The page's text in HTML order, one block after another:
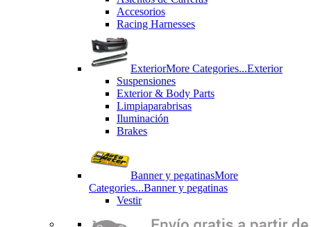
Accesorios
Racing Harnesses
ExteriorMore Categories...Exterior
Suspensiones
Exterior & Body Parts
Limpiaparabrisas
Iluminación
Brakes
Banner y pegatinasMore
Categories...Banner y pegatinas
Vestir